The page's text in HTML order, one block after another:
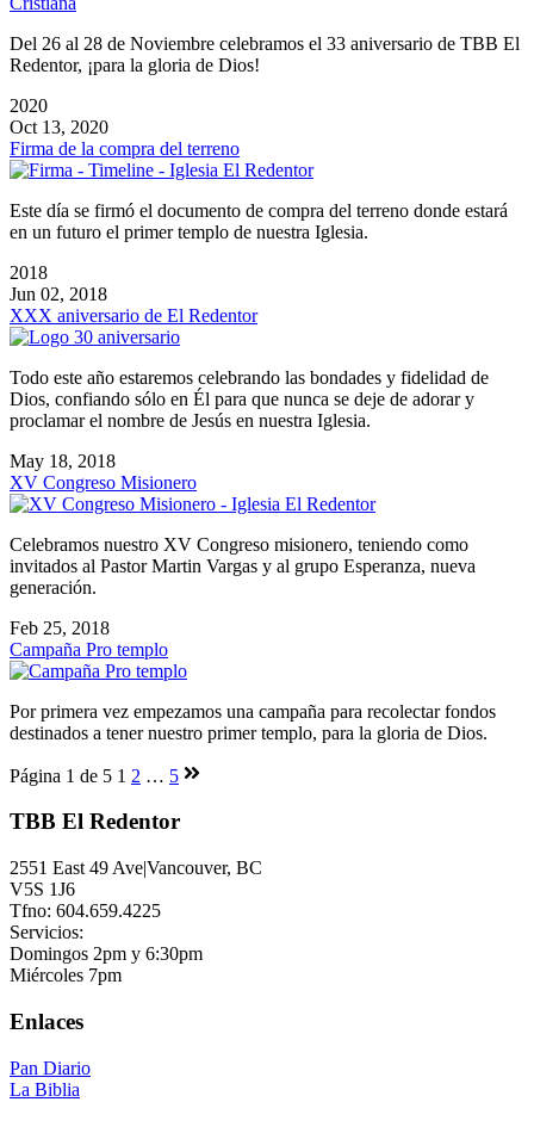
Del 26 al 28 de Noviembre celebramos el 33 aniversario de TBB El
Redentor, ¡para la gloria de Dios!
2020
Oct 13, 2020
Firma de la compra del terreno
Este día se firmó el documento de compra del terreno donde estará
en un futuro el primer templo de nuestra Iglesia.
2018
Jun 02, 2018
XXX aniversario de El Redentor
Todo este año estaremos celebrando las bondades y fidelidad de
Dios, confiando sólo en Él para que nunca se deje de adorar y
proclamar el nombre de Jesús en nuestra Iglesia.
May 18, 2018
XV Congreso Misionero
Celebramos nuestro XV Congreso misionero, teniendo como
invitados al Pastor Martin Vargas y al grupo Esperanza, nueva
generación.
Feb 25, 2018
Campaña Pro templo
Por primera vez empezamos una campaña para recolectar fondos
destinados a tener nuestro primer templo, para la gloria de Dios.
Página 1 de 5 1 2 … 5
TBB El Redentor
2551 East 49 Ave|Vancouver, BC
V5S 1J6
Tfno: 604.659.4225
Servicios:
Domingos 2pm y 6:30pm
Miércoles 7pm
Enlaces
Pan Diario
La Biblia